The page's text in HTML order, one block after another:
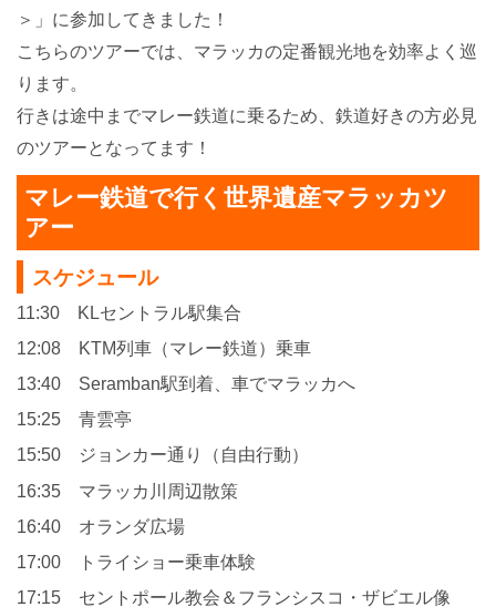
＞」に参加してきました！
こちらのツアーでは、マラッカの定番観光地を効率よく巡
ります。
行きは途中までマレー鉄道に乗るため、鉄道好きの方必見
のツアーとなってます！
マレー鉄道で行く世界遺産マラッカツ
アー
スケジュール
11:30 KLセントラル駅集合
12:08 KTM列車（マレー鉄道）乗車
13:40 Seramban駅到着、 車でマラッカへ
15:25 青雲亭
15:50 ジョンカー通り（自由行動）
16:35 マラッカ川周辺散策
16:40 オランダ広場
17:00 トライショー乗車体験
17:15 セントポール教会＆フランシスコ・ザビエル像
送迎
ャーター
サポート